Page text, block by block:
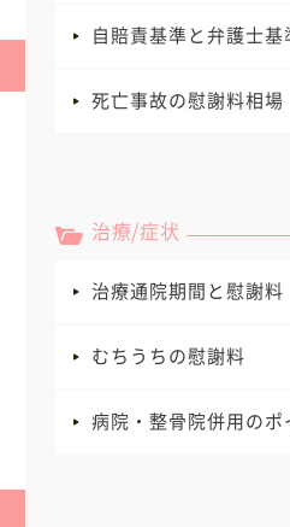
自賠責基準と弁護士基
死亡事故の慰謝料相場
治療/症状
治療通院期間と慰謝料
むちうちの慰謝料
病院・整骨院併用のポ